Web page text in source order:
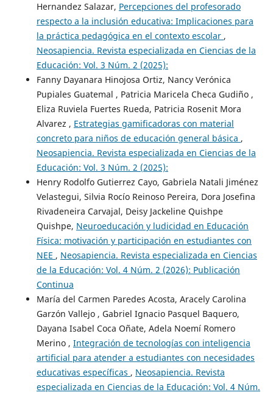
Hernandez Salazar, Percepciones del profesorado
respecto a la inclusión educativa: Implicaciones para
la práctica pedagógica en el contexto escolar ,
Neosapiencia. Revista especializada en Ciencias de la
Educación: Vol. 3 Núm. 2 (2025):
Fanny Dayanara Hinojosa Ortiz, Nancy Verónica
Pupiales Guatemal , Patricia Maricela Checa Gudiño ,
Eliza Ruviela Fuertes Rueda, Patricia Rosenit Mora
Alvarez , Estrategias gamificadoras con material
concreto para niños de educación general básica ,
Neosapiencia. Revista especializada en Ciencias de la
Educación: Vol. 3 Núm. 2 (2025):
Henry Rodolfo Gutierrez Cayo, Gabriela Natali Jiménez
Velastegui, Silvia Rocío Reinoso Pereira, Dora Josefina
Rivadeneira Carvajal, Deisy Jackeline Quishpe
Quishpe, Neuroeducación y ludicidad en Educación
Física: motivación y participación en estudiantes con
NEE , Neosapiencia. Revista especializada en Ciencias
de la Educación: Vol. 4 Núm. 2 (2026): Publicación
Continua
María del Carmen Paredes Acosta, Aracely Carolina
Garzón Vallejo , Gabriel Ignacio Pasquel Baquero,
Dayana Isabel Coca Oñate, Adela Noemí Romero
Merino , Integración de tecnologías con inteligencia
artificial para atender a estudiantes con necesidades
educativas específicas , Neosapiencia. Revista
especializada en Ciencias de la Educación: Vol. 4 Núm.